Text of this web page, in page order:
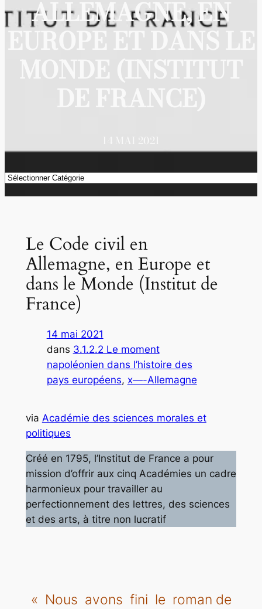
ALLEMAGNE, EN
EUROPE ET DANS LE
Catégories
Le Code civil en
Allemagne, en Europe et
dans le Monde (Institut de
France)
14 mai 2021
dans 3.1.2.2 Le moment
napoléonien dans l’histoire des
pays européens, x—-Allemagne
via Académie des sciences morales et
politiques
Créé en 1795, l’Institut de France a pour
mission d’offrir aux cinq Académies un cadre
harmonieux pour travailler au
perfectionnement des lettres, des sciences
et des arts, à titre non lucratif
« Nous avons fini le roman de